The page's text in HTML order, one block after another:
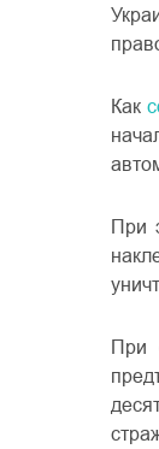
Как
При
При